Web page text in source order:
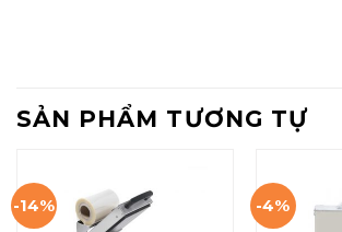
SẢN PHẨM TƯƠNG TỰ
-14% -4%